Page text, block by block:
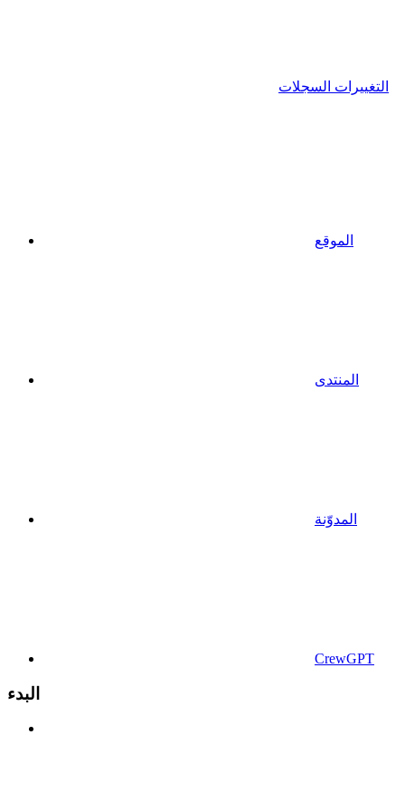
التغييرات السجلات
الموقع
المنتدى
المدوّنة
CrewGPT
البدء